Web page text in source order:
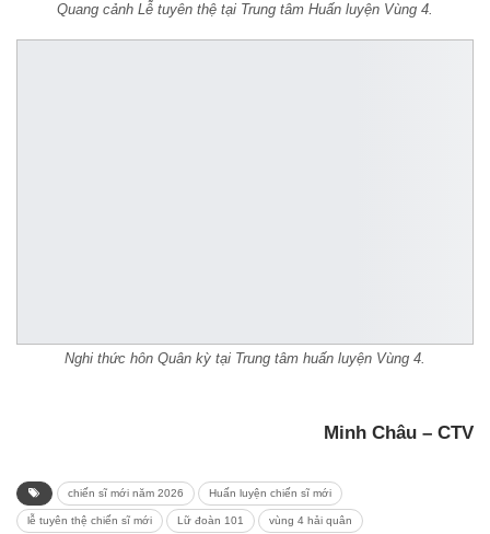
Quang cảnh Lễ tuyên thệ tại Trung tâm Huấn luyện Vùng 4.
Nghi thức hôn Quân kỳ tại Trung tâm huấn luyện Vùng 4.
Minh Châu – CTV
chiến sĩ mới năm 2026 Huấn luyện chiến sĩ mới
lễ tuyên thệ chiến sĩ mới Lữ đoàn 101 vùng 4 hải quân